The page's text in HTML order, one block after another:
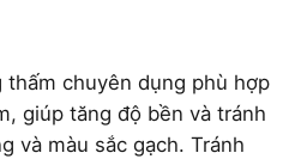
thấm chuyên dụng phù hợp
giúp tăng độ bền và tránh
và màu sắc gạch. Tránh